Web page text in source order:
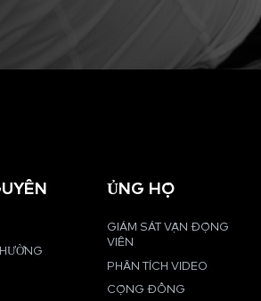
ỦNG HỘ
GIÁM SÁT VẬN ĐỘNG
VIÊN
PHÂN TÍCH VIDEO
CỘNG ĐỒNG